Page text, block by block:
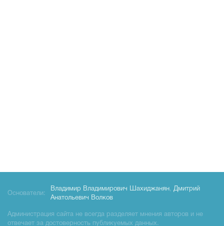
Основатели:
Владимир Владимирович Шахиджанян, Дмитрий
Анатольевич Волков
Администрация сайта не всегда разделяет мнения авторов и не
отвечает за достоверность публикуемых данных.